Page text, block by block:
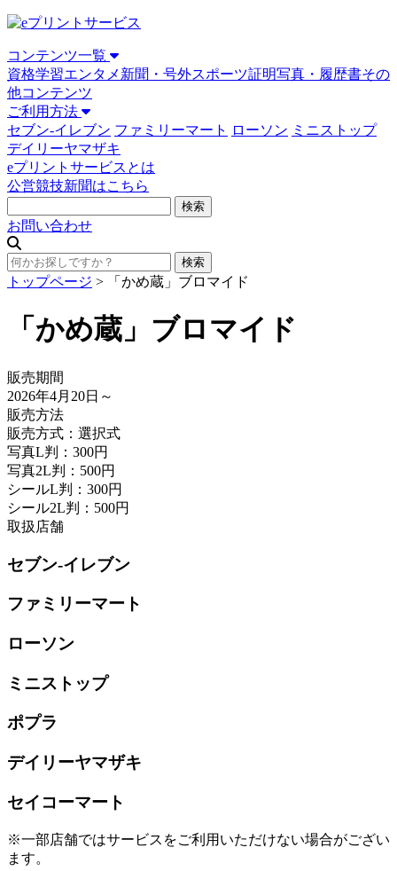
コンテンツ一覧
資格学習エンタメ 新聞・号外スポーツ証明写真・履歴書その
他コンテンツ
ご利用方法
セブン-イレブン ファミリーマート ローソン ミニストップ
デイリーヤマザキ
eプリントサービスとは
公営競技新聞はこちら
お問い合わせ
トップページ > 「かめ蔵」ブロマイド
「かめ蔵」ブロマイド
販売期間
2026年4月20日 ～
販売方法
販売方式：選択式
写真L判：300円
写真2L判：500円
シールL判：300円
シール2L判：500円
取扱店舗
セブン-イレブン
ファミリーマート
ローソン
ミニストップ
ポプラ
デイリーヤマザキ
セイコーマート
※一部店舗ではサービスをご利用いただけない場合がござい
ます。